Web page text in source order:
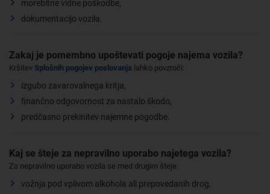
morebitne vidne poškodbe,
dokumentacijo vozila.
Zakaj je pomembno upoštevati pogoje najema vozila?
Kršitev Splošnih pogojev poslovanja lahko povzroči:
izgubo zavarovalnega kritja,
finančno odgovornost za nastalo škodo,
predčasno prekinitev najemne pogodbe.
Kaj se šteje za nepravilno uporabo najetega vozila?
Za nepravilno uporabo vozila se med drugim šteje:
vožnja pod vplivom alkohola ali prepovedanih drog,